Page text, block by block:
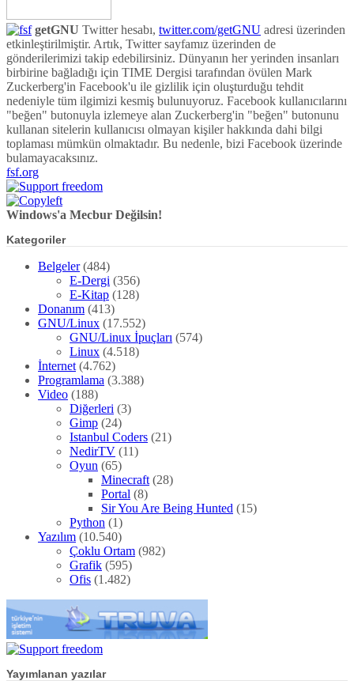
getGNU Twitter hesabı, twitter.com/getGNU adresi üzerinden
etkinleştirilmiştir. Artık, Twitter sayfamız üzerinden de
gönderilerimizi takip edebilirsiniz. Dünyanın her yerinden insanları
birbirine bağladığı için TIME Dergisi tarafından övülen Mark
Zuckerberg'in Facebook'u ile gizlilik için oluşturduğu tehdit
nedeniyle tüm ilgimizi kesmiş bulunuyoruz. Facebook kullanıcılarını
"beğen" butonuyla izlemeye alan Zuckerberg'in "beğen" butonunu
kullanan sitelerin kullanıcısı olmayan kişiler hakkında dahi bilgi
toplaması mümkün olmaktadır. Bu nedenle, bizi Facebook üzerinde
bulamayacaksınız.
fsf.org
Windows'a Mecbur Değilsin!
Kategoriler
Belgeler(484)
E-Dergi (356)
E-Kitap (128)
Donanım (413)
GNU/Linux (17.552)
GNU/Linux İpuçları (574)
Linux (4.518)
İnternet (4.762)
Programlama (3.388)
Video (188)
Diğerleri (3)
Gimp (24)
Istanbul Coders (21)
NedirTV (11)
Oyun (65)
Minecraft (28)
Portal (8)
Sir You Are Being Hunted (15)
Python (1)
Yazılım (10.540)
Çoklu Ortam (982)
Grafik (595)
Ofis (1.482)
Yayımlanan yazılar